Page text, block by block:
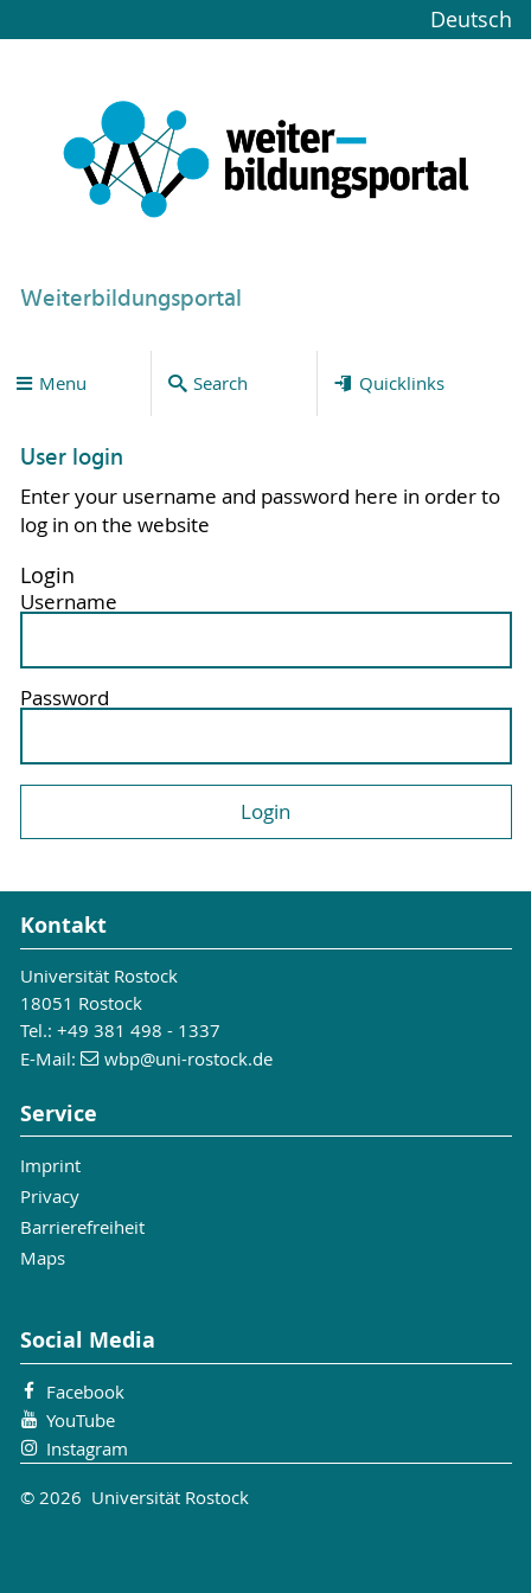
Deutsch
Weiterbildungsportal
Menu Search Quicklinks
User login
Enter your username and password here in order to
log in on the website
Login
Username
Password
Kontakt
Universität Rostock
18051 Rostock
Tel.: +49 381 498 - 1337
E-Mail:
wbp@uni-rostock.de
Service
Imprint
Privacy
Barrierefreiheit
Maps
Social Media
Facebook
YouTube
Instagram
© 2026 Universität Rostock